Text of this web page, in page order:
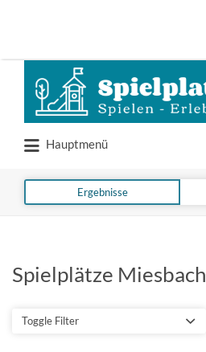
Suchen
nach:
Hauptmenü
nach:
Ergebnisse
Spielplätze Miesbach
Toggle Filter